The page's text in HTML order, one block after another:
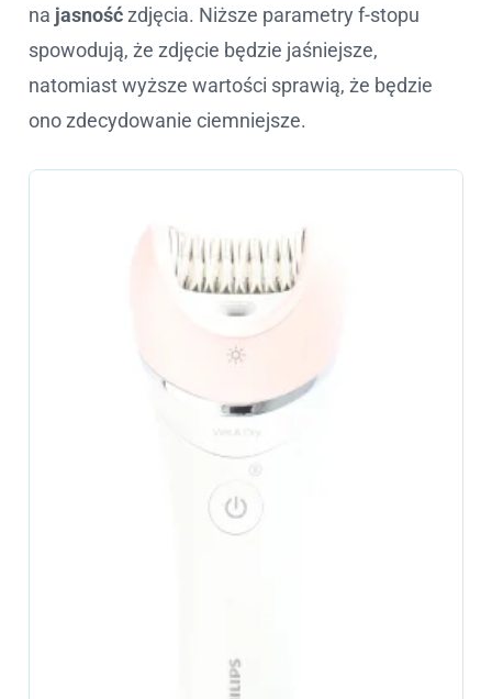
na jasnośćzdjęcia. Niższe parametry f-stopu
spowodują, że zdjęcie będzie jaśniejsze,
natomiast wyższe wartości sprawią, że będzie
ono zdecydowanie ciemniejsze.